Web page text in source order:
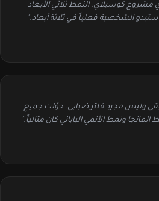
كوسبلاي. النمط ثلاثي الأبعاد
الشخصية فعلياً في ثلاثة أبعاد."
وليس مجرد فلتر ضبابي. حوّلت جميع
ونمط الأنمي الياباني كان مثالياً."